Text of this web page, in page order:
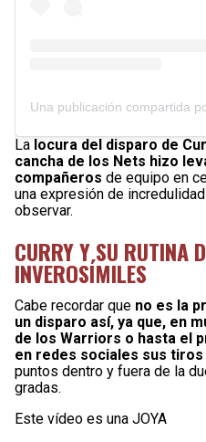
La locura del disparo de
cancha de los Nets hizo
compañeros de equipo en
una expresión de
observar.
CURRY Y SU RUTINA
INVEROSÍMILES
Cabe recordar que no es la
un disparo así, ya que, en
de los Warriors o hasta el
en redes sociales sus
puntos dentro y fuera de la
gradas.
Este vídeo es una JOYA